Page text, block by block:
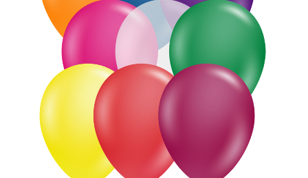
Crystal-
Beutel
Menge